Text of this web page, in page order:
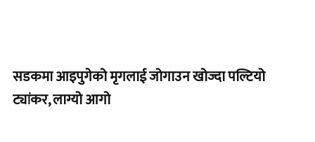
सडकमा आइपुगेको मृगलाई जोगाउन खोज्दा पल्टियो
ट्यांकर, लाग्यो आगो